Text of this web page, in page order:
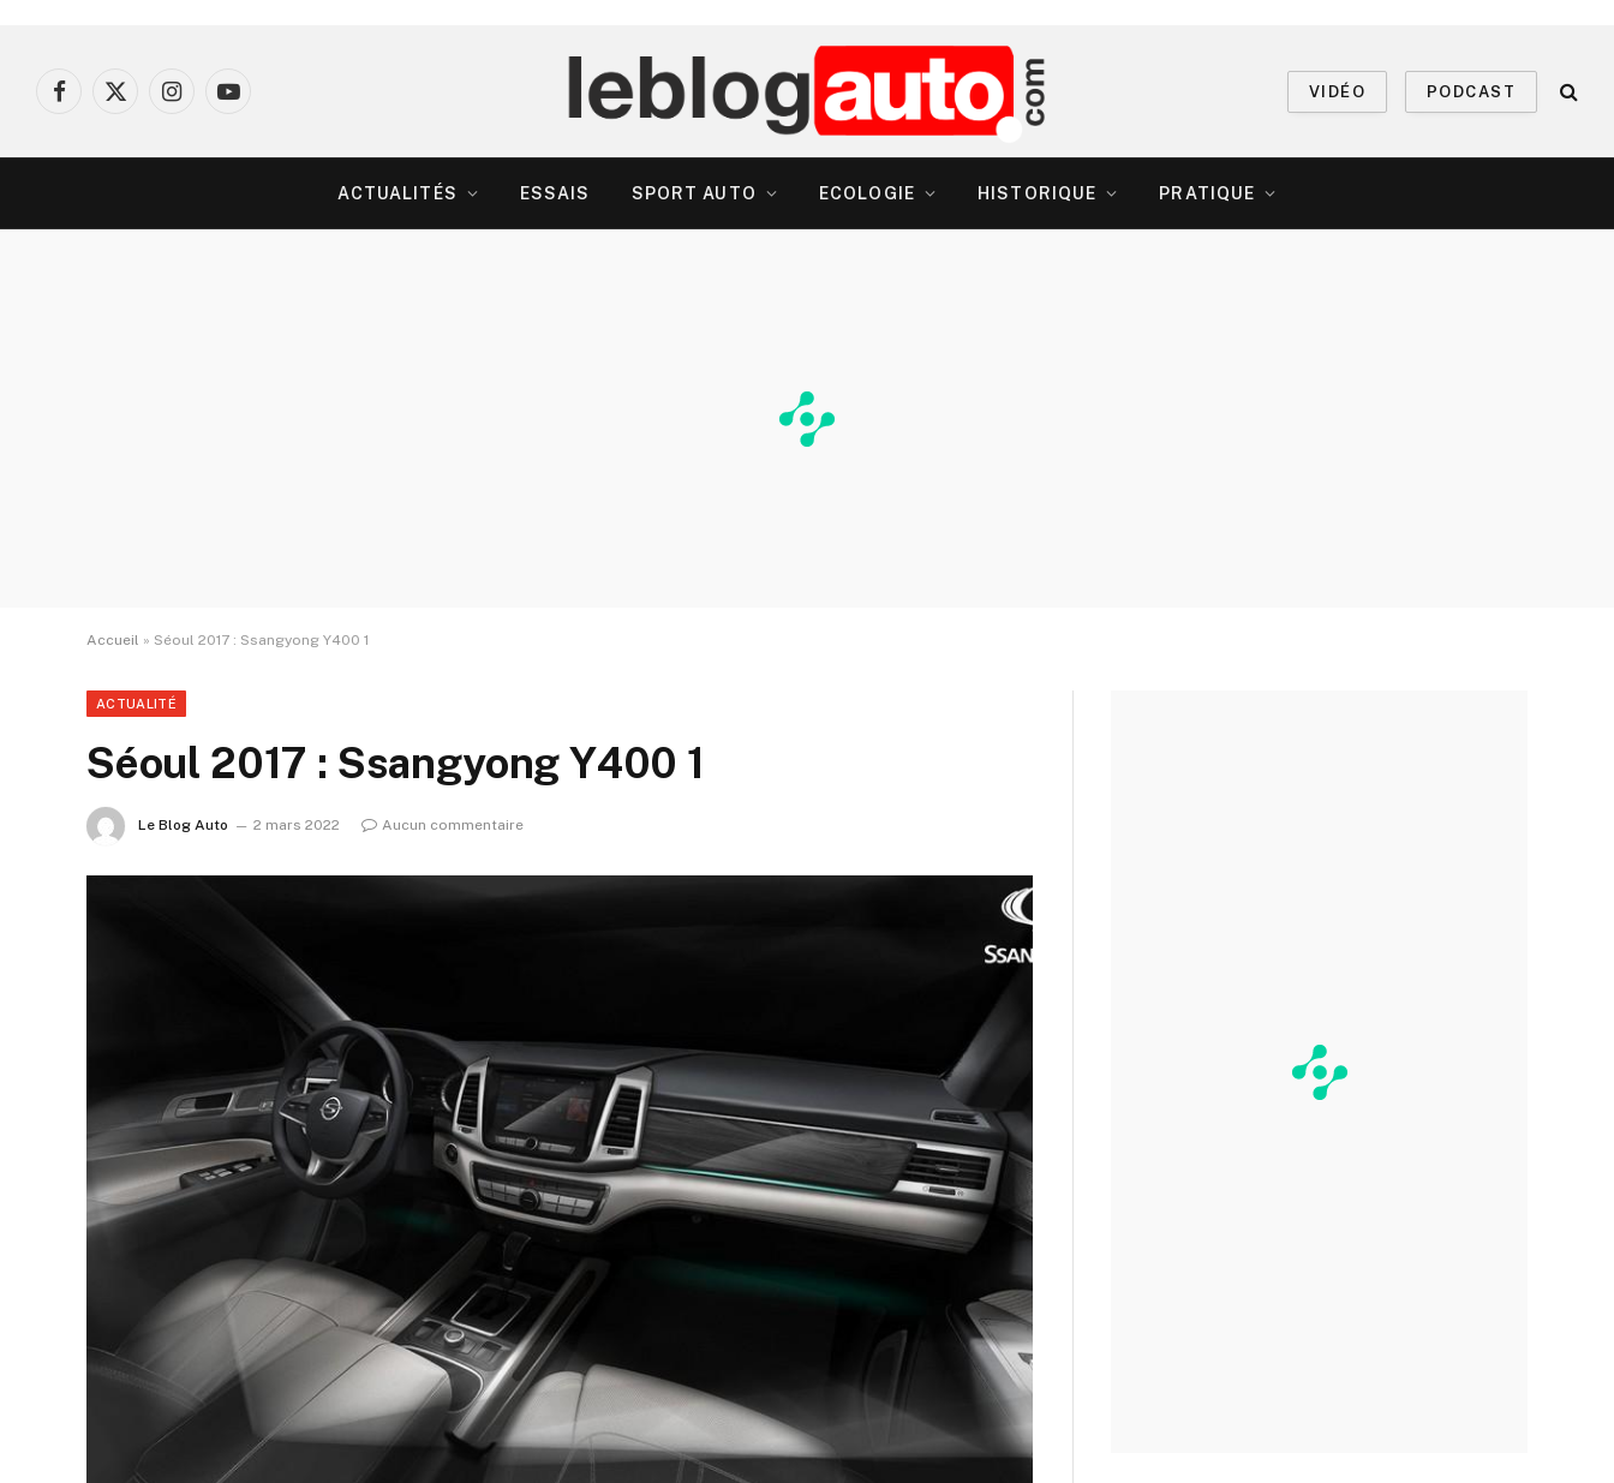
Facebook
X
InstagramYouTube
VIDÉO PODCAST
ACTUALITÉS ESSAIS SPORT AUTO ECOLOGIE HISTORIQUE PRATIQUE
Accueil » Séoul 2017 : Ssangyong Y400 1
ACTUALITÉ
Séoul 2017 : Ssangyong Y400 1
Le Blog Auto 2 mars 2022 Aucun commentaire